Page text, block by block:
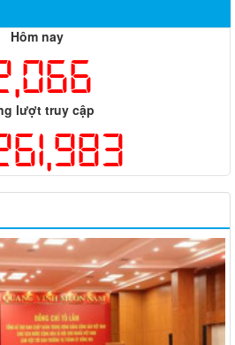
Hôm nay
lượt truy cập